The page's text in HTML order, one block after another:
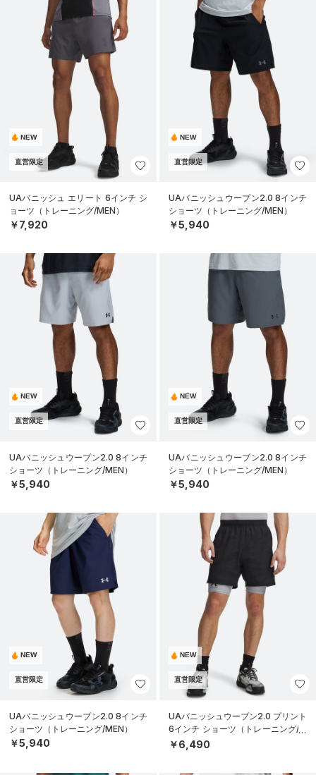
NEW
直営限定
UAバニッシュ エリート 6インチ シ
ョーツ（トレーニング/MEN）
￥7,920
NEW
直営限定
UAバニッシュウーブン2.0 8インチ
ショーツ（トレーニング/MEN）
￥5,940
NEW
直営限定
UAバニッシュウーブン2.0 8インチ
ショーツ（トレーニング/MEN）
￥5,940
NEW
直営限定
UAバニッシュウーブン2.0 8インチ
ショーツ（トレーニング/MEN）
￥5,940
NEW
直営限定
UAバニッシュウーブン2.0 8インチ
ショーツ（トレーニング/MEN）
￥5,940
NEW
直営限定
UAバニッシュウーブン2.0 プリント
6インチ ショーツ（トレーニング/M
EN）
￥6,490